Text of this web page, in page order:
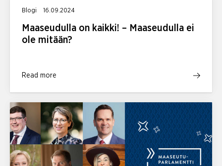
Blogi 16.09.2024
Maaseudulla on kaikki! – Maaseudulla ei
ole mitään?
Read more